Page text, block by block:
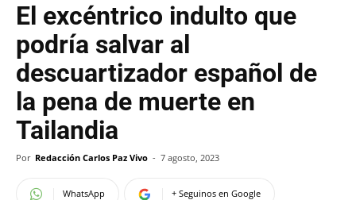
El excéntrico indulto que
podría salvar al
descuartizador español de
la pena de muerte en
Tailandia
Por Redacción Carlos Paz Vivo - 7 agosto, 2023
WhatsApp + Seguinos en Google